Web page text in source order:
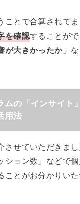
ことで合算されて
を確認することがで
が大きかったか」
ムの「インサイト
用法
させていただきまし
ション数」などで
ことがお分かりい